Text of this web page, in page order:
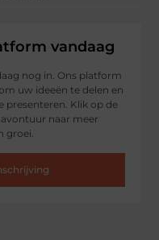
vandaag
nog in. Ons platform
uw ideeën te delen en
presenteren. Klik op de
avontuur naar meer
groei.